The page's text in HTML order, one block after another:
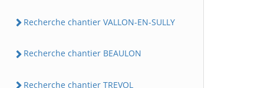
Recherche chantier VALLON-EN-SULLY
Recherche chantier BEAULON
Recherche chantier TREVOL